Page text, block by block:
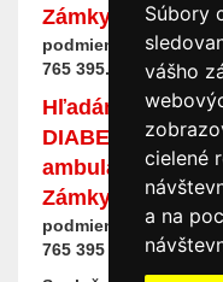
Súbory
vášho
cielené
a na
Zámky.
Príjemný
podmienky,
765 395.
Hľadáme
ambulancie v
Zámky.
Príjemný
podmienky,
765 395